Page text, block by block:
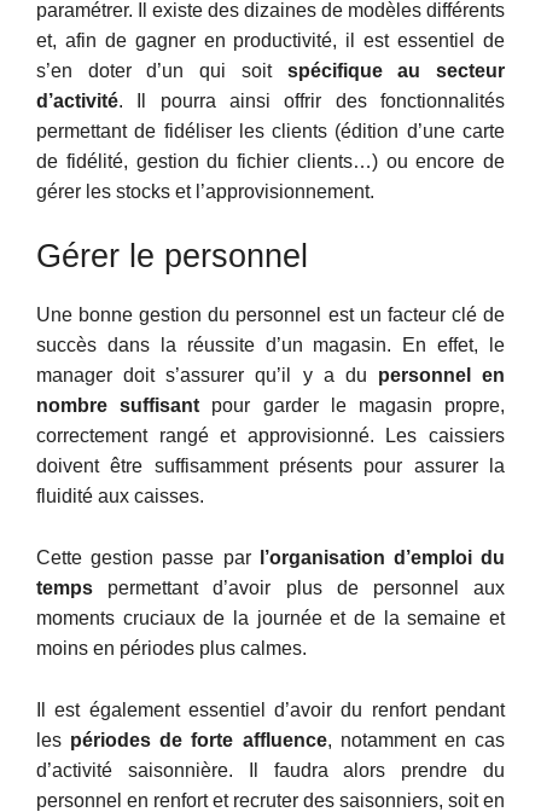
paramétrer. Il existe des dizaines de modèles différents
et, afin de gagner en productivité, il est essentiel de
s’en doter d’un qui soit spécifique au secteur
d’activité. Il pourra ainsi offrir des fonctionnalités
permettant de fidéliser les clients (édition d’une carte
de fidélité, gestion du fichier clients…) ou encore de
gérer les stocks et l’approvisionnement.
Gérer le personnel
Une bonne gestion du personnel est un facteur clé de
succès dans la réussite d’un magasin. En effet, le
manager doit s’assurer qu’il y a du personnel en
nombre suffisant pour garder le magasin propre,
correctement rangé et approvisionné. Les caissiers
doivent être suffisamment présents pour assurer la
fluidité aux caisses.
Cette gestion passe par
l’organisation d’emploi du
temps permettant d’avoir plus de personnel aux
moments cruciaux de la journée et de la semaine et
moins en périodes plus calmes.
Il est également essentiel d’avoir du renfort pendant
les périodes de forte affluence, notamment en cas
d’activité saisonnière. Il faudra alors prendre du
personnel en renfort et recruter des saisonniers, soit en